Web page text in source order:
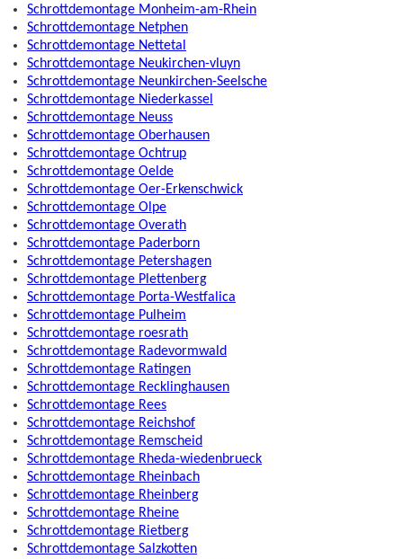
Schrottdemontage Monheim-am-Rhein
Schrottdemontage Netphen
Schrottdemontage Nettetal
Schrottdemontage Neukirchen-vluyn
Schrottdemontage Neunkirchen-Seelsche
Schrottdemontage Niederkassel
Schrottdemontage Neuss
Schrottdemontage Oberhausen
Schrottdemontage Ochtrup
Schrottdemontage Oelde
Schrottdemontage Oer-Erkenschwick
Schrottdemontage Olpe
Schrottdemontage Overath
Schrottdemontage Paderborn
Schrottdemontage Petershagen
Schrottdemontage Plettenberg
Schrottdemontage Porta-Westfalica
Schrottdemontage Pulheim
Schrottdemontage roesrath
Schrottdemontage Radevormwald
Schrottdemontage Ratingen
Schrottdemontage Recklinghausen
Schrottdemontage Rees
Schrottdemontage Reichshof
Schrottdemontage Remscheid
Schrottdemontage Rheda-wiedenbrueck
Schrottdemontage Rheinbach
Schrottdemontage Rheinberg
Schrottdemontage Rheine
Schrottdemontage Rietberg
Schrottdemontage Salzkotten